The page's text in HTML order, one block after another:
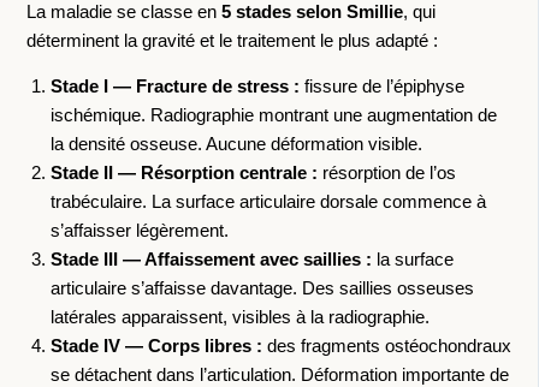
La maladie se classe en 5 stades selon Smillie, qui
déterminent la gravité et le traitement le plus adapté :
Stade I — Fracture de stress : fissure de l’épiphyse
ischémique. Radiographie montrant une augmentation de
la densité osseuse. Aucune déformation visible.
Stade II — Résorption centrale : résorption de l’os
trabéculaire. La surface articulaire dorsale commence à
s’affaisser légèrement.
Stade III — Affaissement avec saillies : la surface
articulaire s’affaisse davantage. Des saillies osseuses
latérales apparaissent, visibles à la radiographie.
Stade IV — Corps libres : des fragments ostéochondraux
se détachent dans l’articulation. Déformation importante de